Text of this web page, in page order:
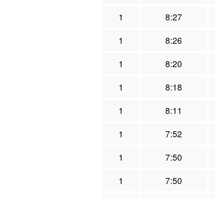
1
8:27
1
8:26
1
8:20
1
8:18
1
8:11
1
7:52
1
7:50
1
7:50